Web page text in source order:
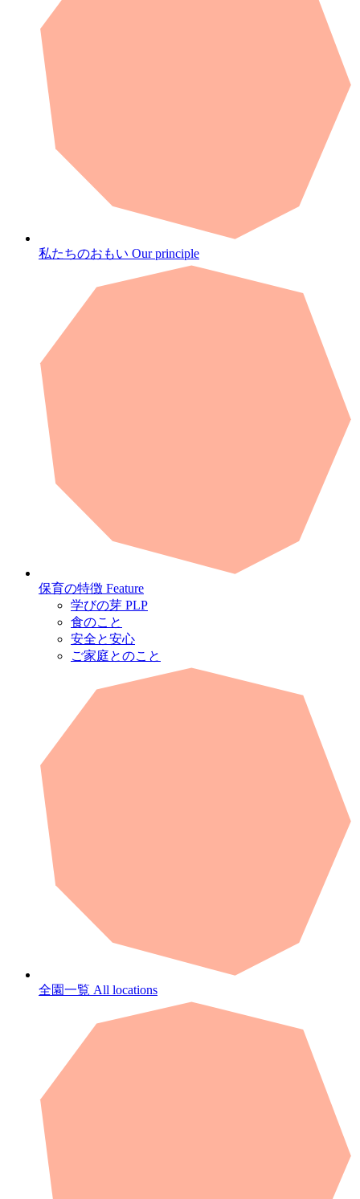
私たちのおもい Our principle
保育の特徴 Feature
学びの芽 PLP
食のこと
安全と安心
ご家庭とのこと
全園一覧 All locations